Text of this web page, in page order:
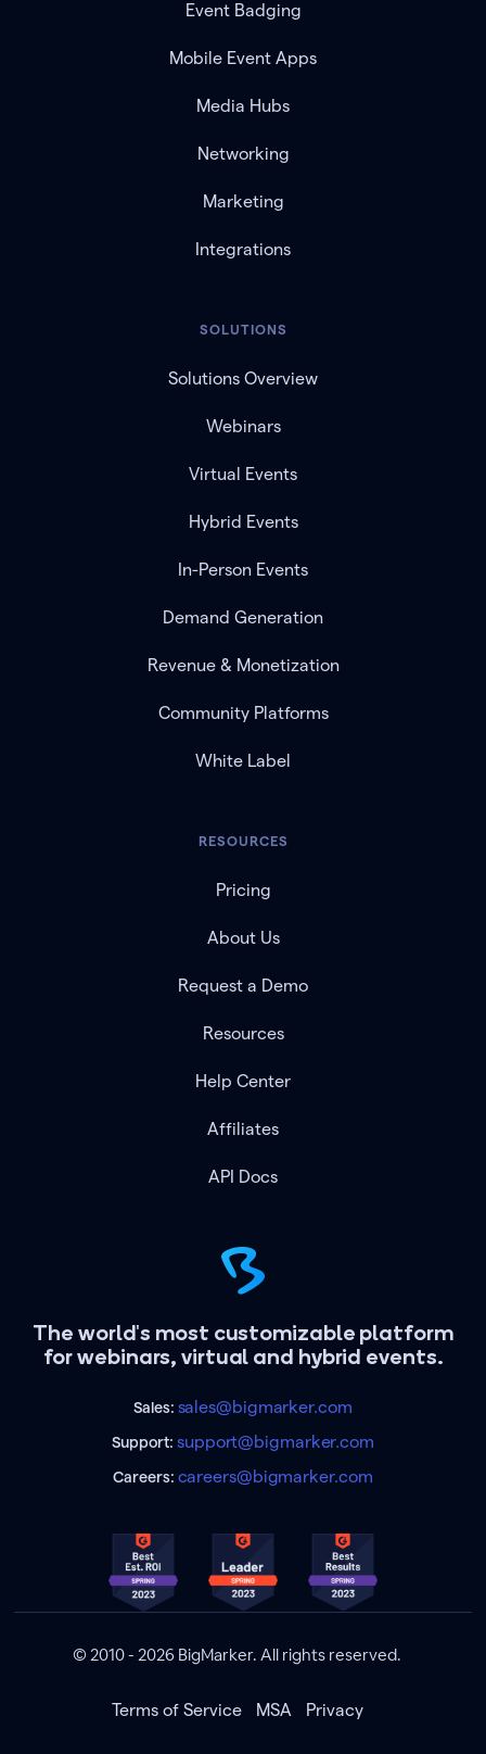
The world's most customizable platform
for webinars, virtual and hybrid events.
Sales: sales@bigmarker.com
Support:support@bigmarker.com
Careers: careers@bigmarker.com
Event Badging
Mobile Event Apps
Media Hubs
Networking
Marketing
Integrations
SOLUTIONS
Solutions Overview
Webinars
Virtual Events
Hybrid Events
In-Person Events
Demand Generation
Revenue & Monetization
Community Platforms
White Label
RESOURCES
Pricing
About Us
Request a Demo
Resources
Help Center
Affiliates
API Docs
© 2010 - 2026 BigMarker. All rights reserved.
Terms of Service MSA Privacy